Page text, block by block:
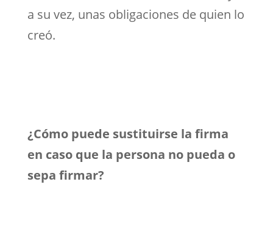
a su vez, unas obligaciones de quien lo
creó.
¿Cómo puede sustituirse la firma
en caso que la persona no pueda o
sepa firmar?